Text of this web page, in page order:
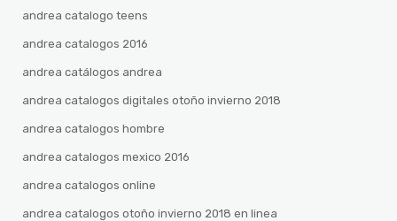
andrea catalogo teens
andrea catalogos 2016
andrea catálogos andrea
andrea catalogos digitales otoño invierno 2018
andrea catalogos hombre
andrea catalogos mexico 2016
andrea catalogos online
andrea catalogos otoño invierno 2018 en linea